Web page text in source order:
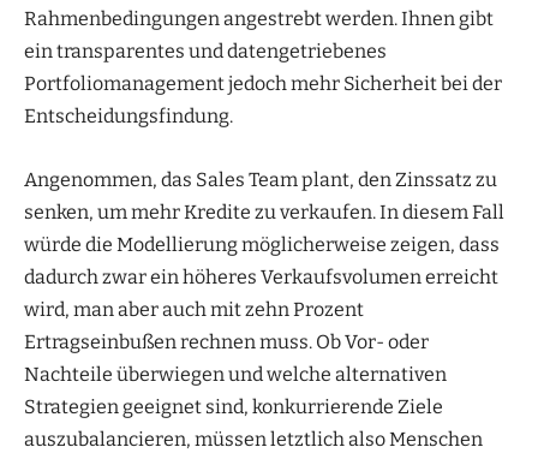
Rahmenbedingungen angestrebt werden. Ihnen gibt
ein transparentes und datengetriebenes
Portfoliomanagement jedoch mehr Sicherheit bei der
Entscheidungsfindung.
Angenommen, das Sales Team plant, den Zinssatz zu
senken, um mehr Kredite zu verkaufen. In diesem Fall
würde die Modellierung möglicherweise zeigen, dass
dadurch zwar ein höheres Verkaufsvolumen erreicht
wird, man aber auch mit zehn Prozent
Ertragseinbußen rechnen muss. Ob Vor- oder
Nachteile überwiegen und welche alternativen
Strategien geeignet sind, konkurrierende Ziele
auszubalancieren, müssen letztlich also Menschen